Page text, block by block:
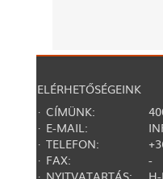
ELÉRHETŐSÉGEINK
· CÍMÜNK:
· E-MAIL:
· TELEFON:
· FAX:
-
· NYITVATARTÁS: